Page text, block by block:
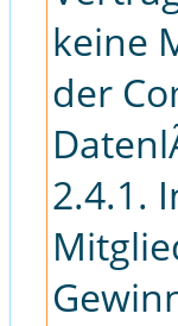
keine
der
2.4.1.